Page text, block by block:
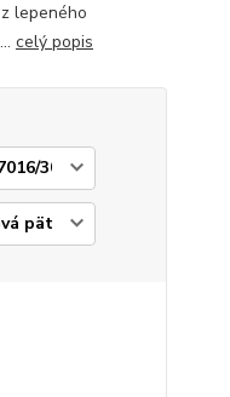
lepeného
celý popis